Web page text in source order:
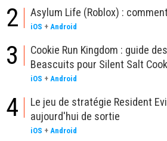
2 Asylum Life (Roblox) :
iOS + Android
3
Cookie Run Kingdom : guide
Beascuits pour Silent Salt
iOS + Android
4
Le jeu de stratégie Resident
aujourd'hui de sortie
iOS + Android